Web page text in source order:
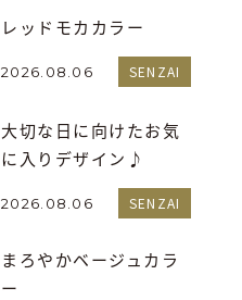
レッドモカカラー
2026.08.06 SENZAI
大切な日に向けたお気
に入りデザイン♪
2026.08.06 SENZAI
まろやかベージュカラ
ー